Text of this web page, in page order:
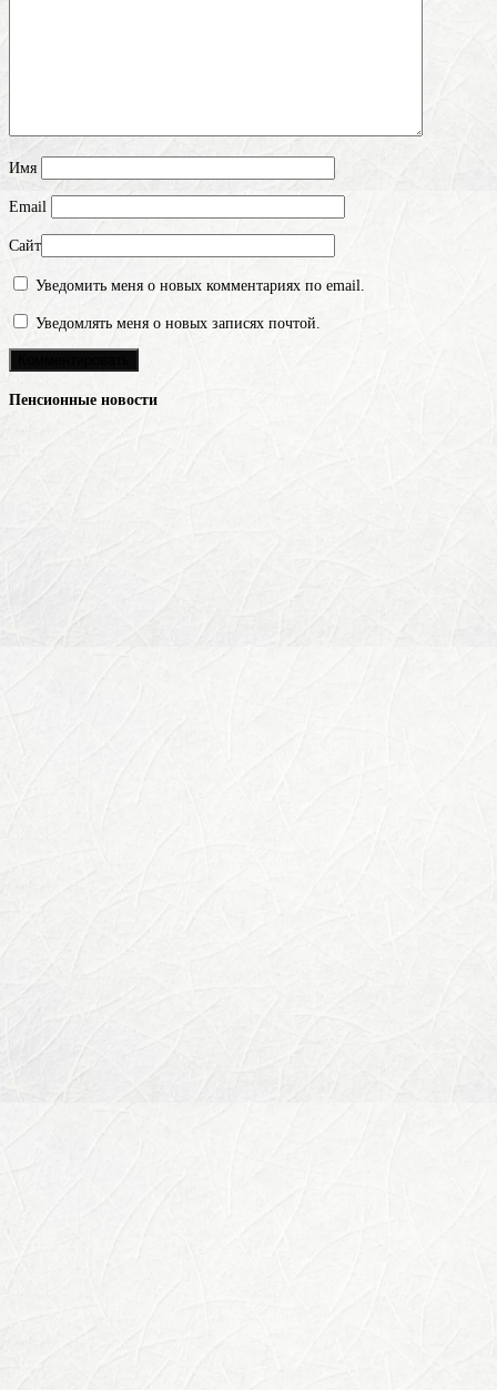
Имя
Email
Сайт
Уведомить меня о новых комментариях по email.
Уведомлять меня о новых записях почтой.
Пенсионные новости